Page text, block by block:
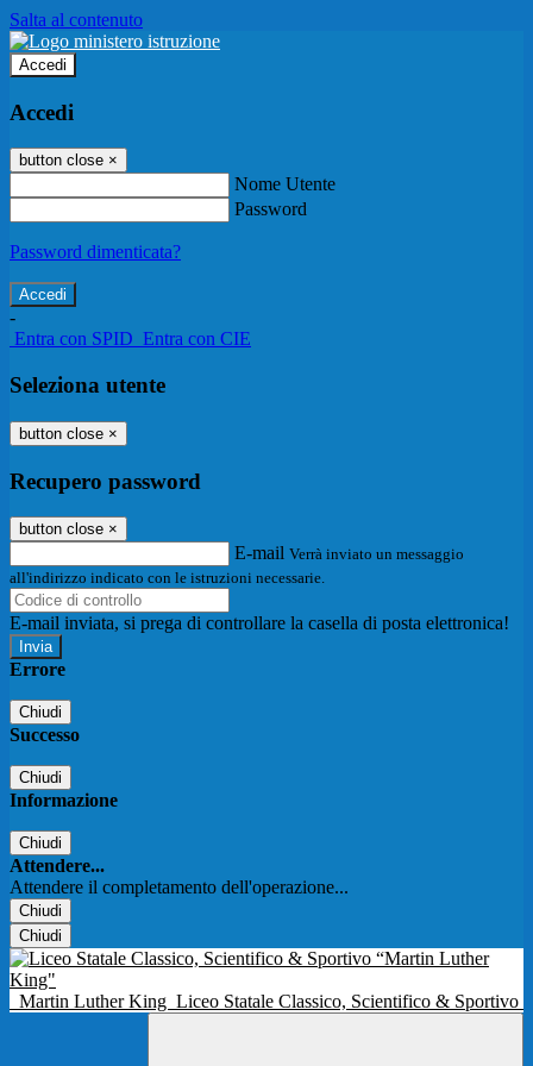
Salta al contenuto
Accedi
Accedi
button close ×
Nome Utente
Password
Password dimenticata?
-
Entra con SPID Entra con CIE
Seleziona utente
button close ×
Recupero password
button close ×
E-mail Verrà inviato un messaggio
all'indirizzo indicato con le istruzioni necessarie.
E-mail inviata, si prega di controllare la casella di posta elettronica!
Errore
Chiudi
Successo
Chiudi
Informazione
Chiudi
Attendere...
Attendere il completamento dell'operazione...
Chiudi
Chiudi
Martin Luther King Liceo Statale Classico, Scientifico & Sportivo